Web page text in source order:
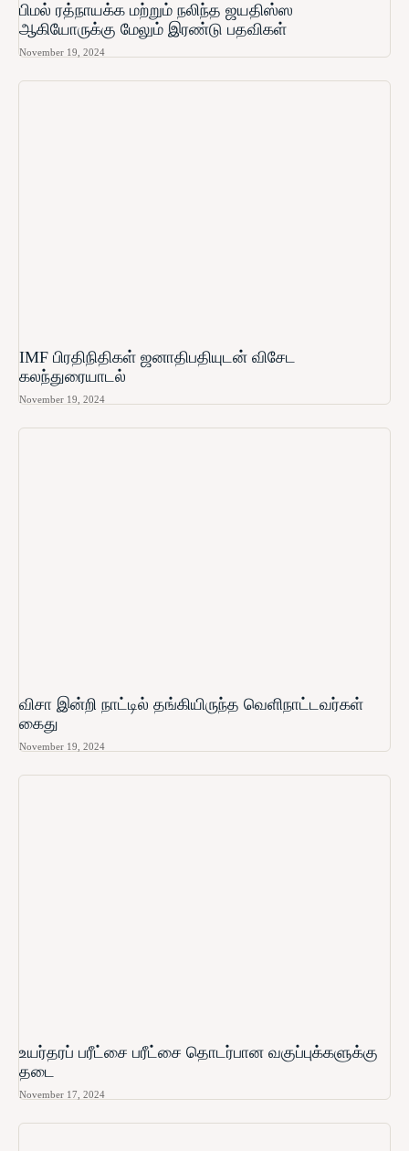
பிமல் ரத்நாயக்க மற்றும் நலிந்த ஜயதிஸ்ஸ
ஆகியோருக்கு மேலும் இரண்டு பதவிகள்
November 19, 2024
IMF பிரதிநிதிகள் ஜனாதிபதியுடன் விசேட
கலந்துரையாடல்
November 19, 2024
விசா இன்றி நாட்டில் தங்கியிருந்த வெளிநாட்டவர்கள்
கைது
November 19, 2024
உயர்தரப் பரீட்சை பரீட்சை தொடர்பான வகுப்புக்களுக்கு
தடை
November 17, 2024